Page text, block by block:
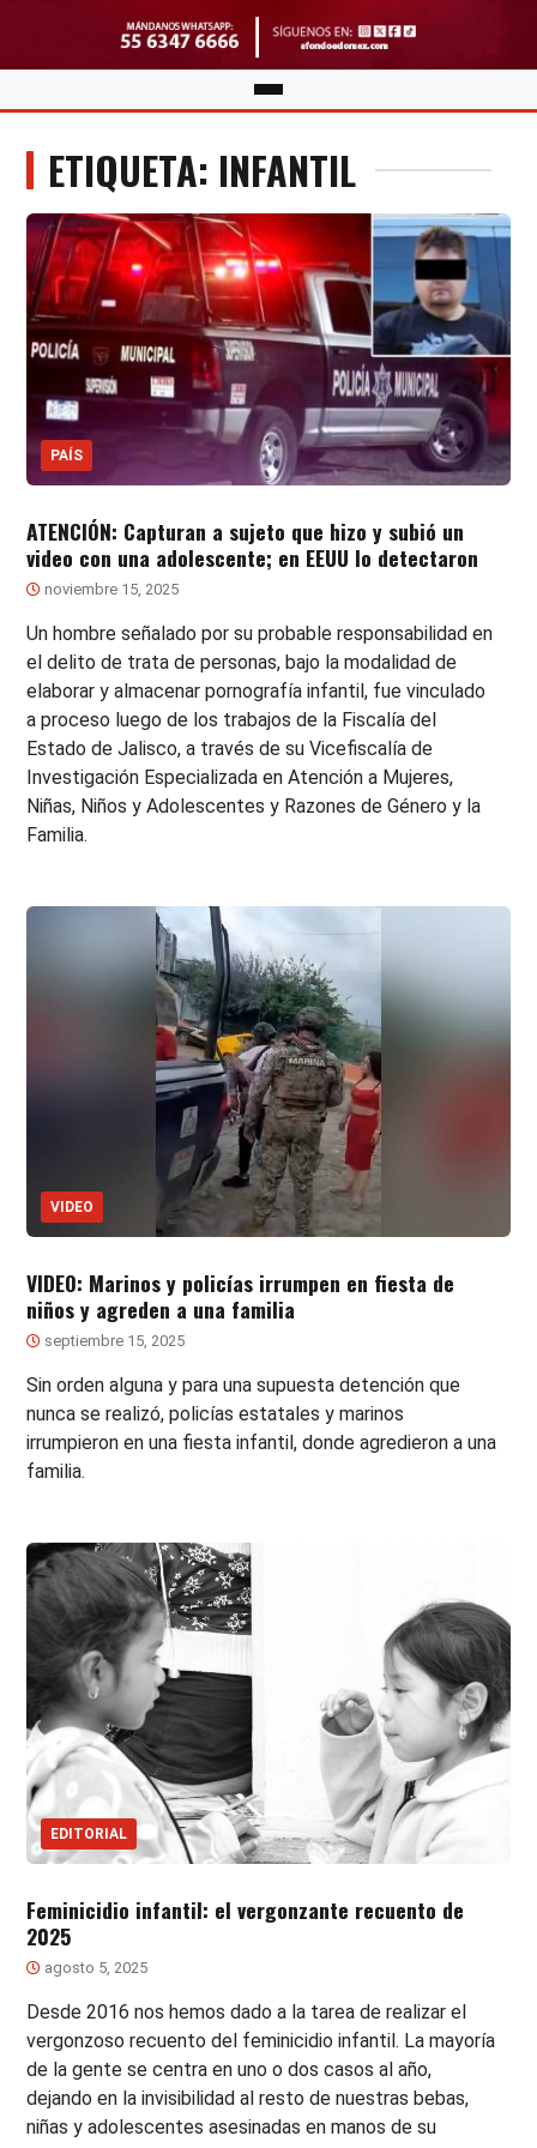
ETIQUETA: INFANTIL
PAÍS
ATENCIÓN: Capturan a sujeto que hizo y subió un
video con una adolescente; en EEUU lo detectaron
noviembre 15, 2025
Un hombre señalado por su probable responsabilidad en
el delito de trata de personas, bajo la modalidad de
elaborar y almacenar pornografía infantil, fue vinculado
a proceso luego de los trabajos de la Fiscalía del
Estado de Jalisco, a través de su Vicefiscalía de
Investigación Especializada en Atención a Mujeres,
Niñas, Niños y Adolescentes y Razones de Género y la
Familia.
VIDEO
VIDEO: Marinos y policías irrumpen en fiesta de
niños y agreden a una familia
septiembre 15, 2025
Sin orden alguna y para una supuesta detención que
nunca se realizó, policías estatales y marinos
irrumpieron en una fiesta infantil, donde agredieron a una
familia.
EDITORIAL
Feminicidio infantil: el vergonzante recuento de
2025
agosto 5, 2025
Desde 2016 nos hemos dado a la tarea de realizar el
vergonzoso recuento del feminicidio infantil. La mayoría
de la gente se centra en uno o dos casos al año,
dejando en la invisibilidad al resto de nuestras bebas,
niñas y adolescentes asesinadas en manos de su